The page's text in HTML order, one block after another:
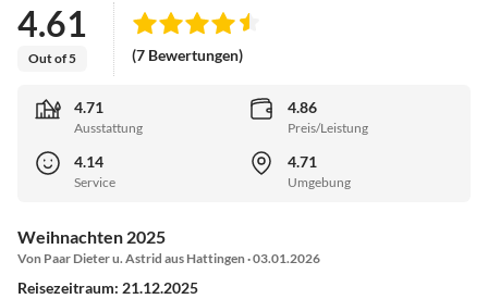
4.61
Out of 5 (7 Bewertungen)
4.71
Ausstattung
4.86
Preis/Leistung
4.14
Service
4.71
Umgebung
Weihnachten 2025
Von Paar Dieter u. Astrid aus Hattingen · 03.01.2026
Reisezeitraum: 21.12.2025